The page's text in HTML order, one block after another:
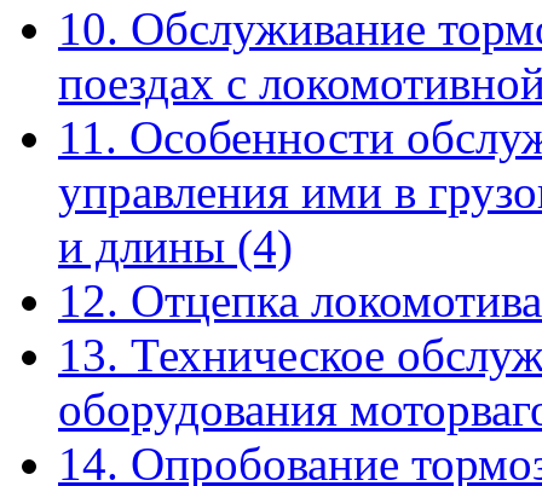
10. Обслуживание
поездах с
11. Особенности
управления ими в
и длины (4)
12. Отцепка
13. Техническое
оборудования
14. Опробование